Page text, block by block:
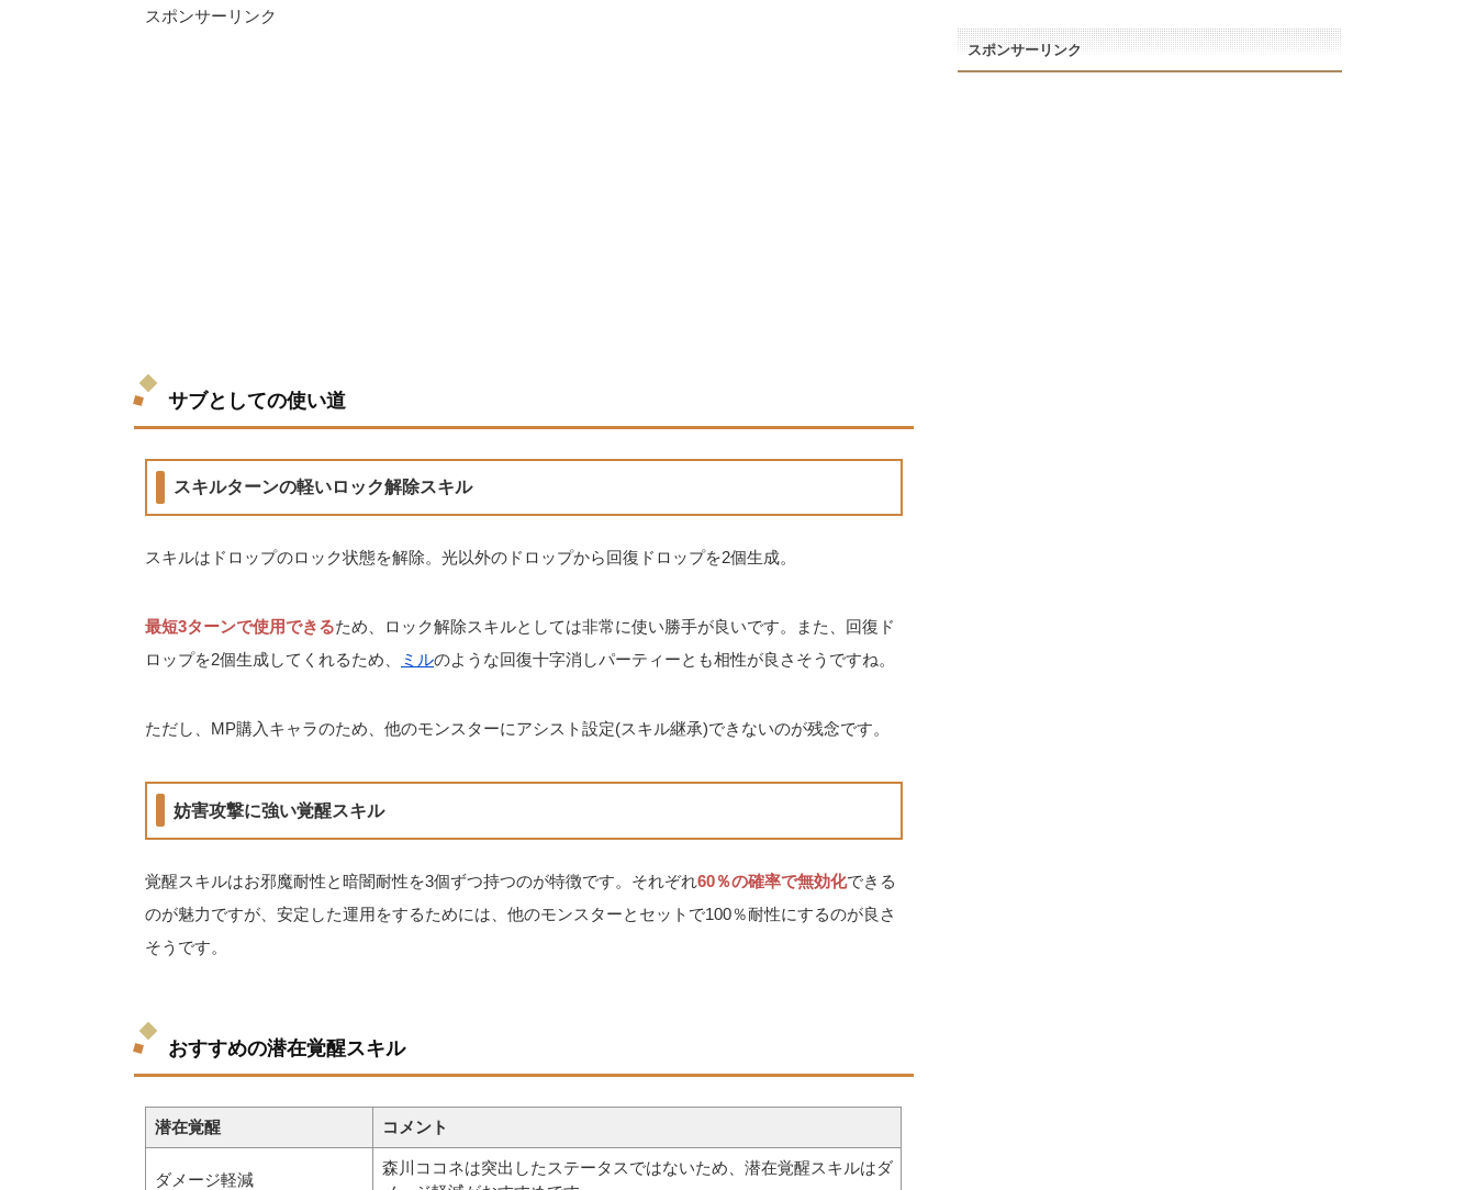
スポンサーリンク
サブとしての使い道
スキルターンの軽いロック解除スキル
スキルはドロップのロック状態を解除。光以外のドロップから回復ドロップを2個生成。
最短3ターンで使用できるため、ロック解除スキルとしては非常に使い勝手が良いです。また、回復ド
ロップを2個生成してくれるため、
ミルのような回復十字消しパーティーとも相性が良さそうですね。
ただし、MP購入キャラのため、他のモンスターにアシスト設定(スキル継承)できないのが残念です。
妨害攻撃に強い覚醒スキル
覚醒スキルはお邪魔耐性と暗闇耐性を3個ずつ持つのが特徴です。それぞれ60％の確率で無効化できる
のが魅力ですが、安定した運用をするためには、他のモンスターとセットで100％耐性にするのが良さ
そうです。
おすすめの潜在覚醒スキル
潜在覚醒 コメント
ダメージ軽減
森川ココネは突出したステータスではないため、潜在覚醒スキルはダ
スポンサーリンク